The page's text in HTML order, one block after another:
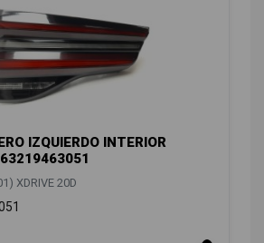
IZQUIERDO INTERIOR
XDRIVE 20D